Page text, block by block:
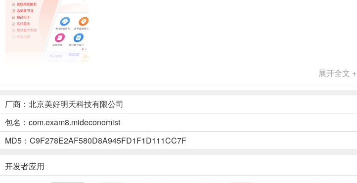
1、精选试题
高质量历年真题，专业研发新增考点题；
2、智能练习
利用人工智能算法，实现一对一智能出题；
3、智能评估
智能评估成绩，精确预测考分；
展开全文 +
厂商：北京美好明天科技有限公司
包名：com.exam8.mideconomist
MD5：C9F278E2AF580D8A945FD1F1D111CC7F
开发者应用